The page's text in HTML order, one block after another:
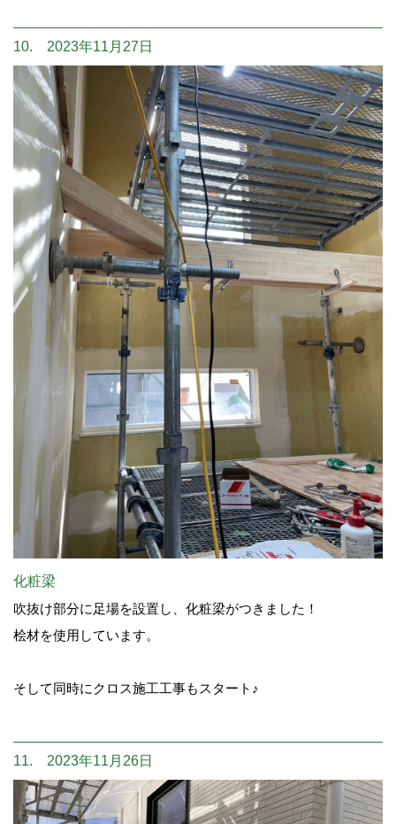
10. 2023年11月27日
化粧梁
吹抜け部分に足場を設置し、化粧梁がつきました！
桧材を使用しています。
そして同時にクロス施工工事もスタート♪
11. 2023年11月26日